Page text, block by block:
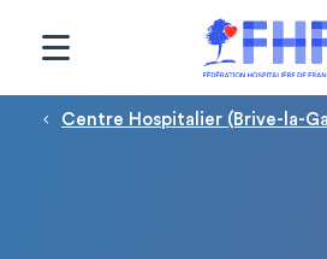
Fil d'Ariane
Centre Hospitalier (Brive-la-
Panneau de gestion des cookies